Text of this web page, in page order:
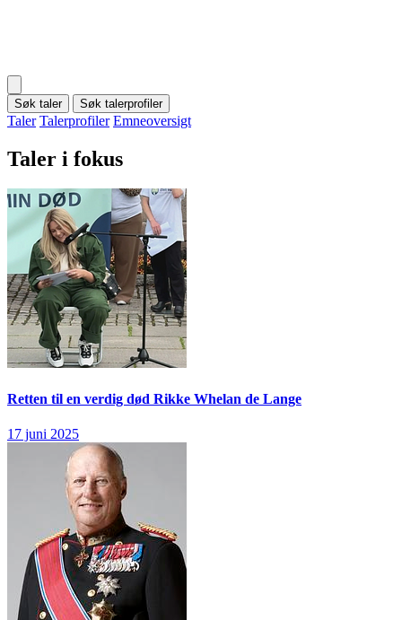
Søk taler Søk talerprofiler
Taler Talerprofiler Emneoversigt
Taler i fokus
Retten til en verdig død Rikke Whelan de Lange
17 juni 2025